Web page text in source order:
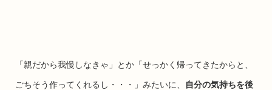
「親だから我慢しなきゃ」とか「せっかく帰ってきたからと、
ごちそう作ってくれるし・・・」みたいに、 自分の気持ちを後